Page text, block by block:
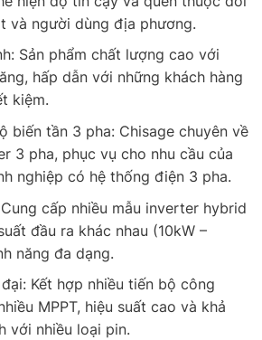
và người dùng địa phương.
Sản phẩm chất lượng cao với
hấp dẫn với những khách hàng
kiệm.
biến tần 3 pha: Chisage chuyên về
3 pha, phục vụ cho nhu cầu của
nghiệp có hệ thống điện 3 pha.
cấp nhiều mẫu inverter hybrid
đầu ra khác nhau (10kW –
năng đa dạng.
Kết hợp nhiều tiến bộ công
MPPT, hiệu suất cao và khả
với nhiều loại pin.